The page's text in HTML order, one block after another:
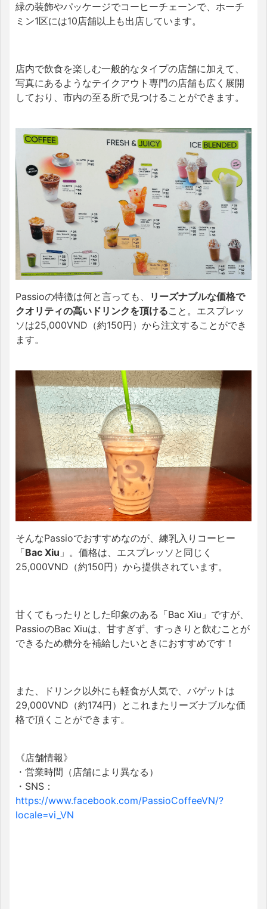
緑の装飾やパッケージでコーヒーチェーンで、ホーチ
ミン1区には10店舗以上も出店しています。
店内で飲食を楽しむ一般的なタイプの店舗に加えて、
写真にあるようなテイクアウト専門の店舗も広く展開
しており、市内の至る所で見つけることができます。
Passioの特徴は何と言っても、
リーズナブルな価格で
クオリティの高いドリンクを頂けること。エスプレッ
ソは25,000VND（約150円）から注文することができ
ます。
そんなPassioでおすすめなのが、練乳入りコーヒー
「Bac Xiu 」。価格は、エスプレッソと同じく
25,000VND（約150円）から提供されています。
甘くてもったりとした印象のある「Bac Xiu」ですが、
PassioのBac Xiuは、甘すぎず、すっきりと飲むことが
できるため糖分を補給したいときにおすすめです！
また、ドリンク以外にも軽食が人気で、バゲットは
29,000VND（約174円）とこれまたリーズナブルな価
格で頂くことができます。
《店舗情報》
・営業時間（店舗により異なる）
・SNS：
https://www.facebook.com/PassioCoffeeVN/?
locale=vi_VN